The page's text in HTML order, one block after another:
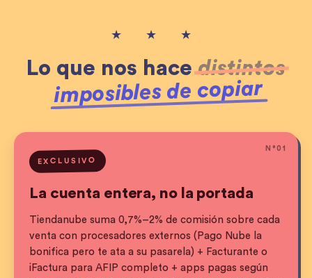
★ ★ ★
Lo que nos hacedistintos
imposibles de copiar
EXCLUSIVO
La cuenta entera, no la portada
Tiendanube suma 0,7%–2% de comisión sobre cada
venta con procesadores externos (Pago Nube la
bonifica pero te ata a su pasarela) + Facturante o
iFactura para AFIP completo + apps pagas según
N°01